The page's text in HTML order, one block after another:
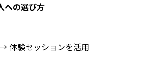
への選び方
体験セッションを活用